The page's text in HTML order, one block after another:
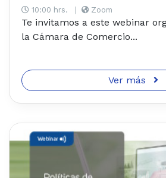
10:00 hrs. Zoom
Te invitamos a este webinar
la Cámara de Comercio...
Ver más